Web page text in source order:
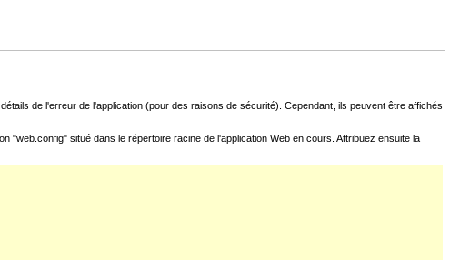
de l'erreur de l'application (pour des raisons de sécurité). Cependant, ils peuvent être affichés
situé dans le répertoire racine de l'application Web en cours. Attribuez ensuite la